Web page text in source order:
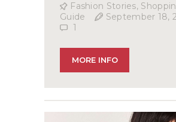
Fashion Stories,
Guide
September 18,
1
MORE INFO